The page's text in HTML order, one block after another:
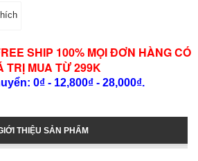
SHIP 100% MỌI ĐƠN HÀNG CÓ
TRỊ MUA TỪ 299K
0₫ - 12,800₫ - 28,000₫.
THIỆU SẢN PHẨM